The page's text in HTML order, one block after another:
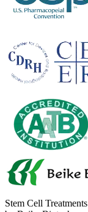
Stem Cell Treatments